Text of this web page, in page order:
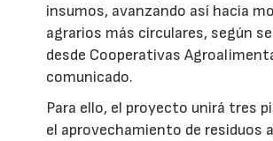
insumos, avanzando así hacia
agrarios más circulares, según
desde Cooperativas
comunicado.
Para ello, el proyecto unirá tres
el aprovechamiento de residuos